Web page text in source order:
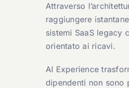
Attraverso
raggiungere
sistemi SaaS legacy
orientato ai ricavi.
AI Experience
dipendenti non sono